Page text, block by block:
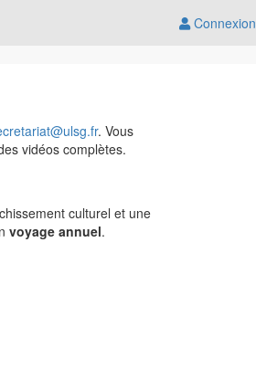
Connexion
. Vous
vidéos complètes.
culturel et une
voyage annuel.